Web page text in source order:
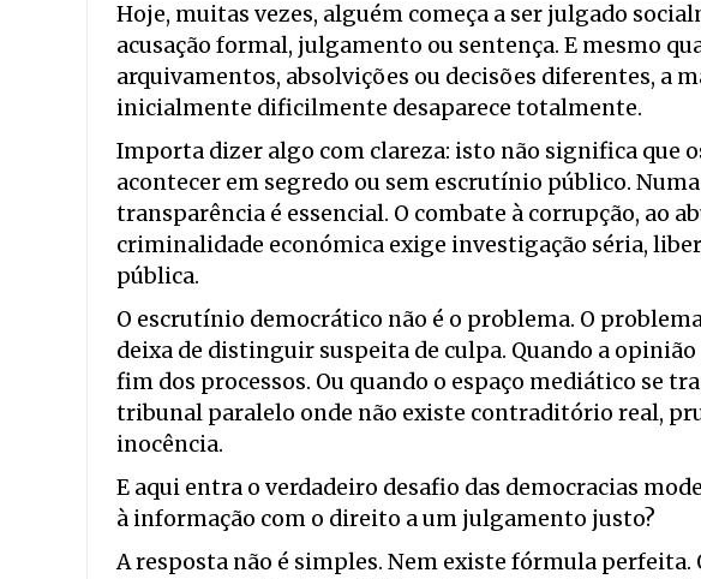
Hoje, muitas vezes, alguém começa a ser julgado
acusação formal, julgamento ou sentença. E mesmo
arquivamentos, absolvições ou decisões diferentes, a
inicialmente dificilmente desaparece totalmente.
Importa dizer algo com clareza: isto não significa que
acontecer em segredo ou sem escrutínio público.
transparência é essencial. O combate à corrupção, ao
criminalidade económica exige investigação séria,
pública.
O escrutínio democrático não é o problema. O
deixa de distinguir suspeita de culpa. Quando a
fim dos processos. Ou quando o espaço mediático se
tribunal paralelo onde não existe contraditório real,
inocência.
E aqui entra o verdadeiro desafio das democracias
à informação com o direito a um julgamento justo?
A resposta não é simples. Nem existe fórmula